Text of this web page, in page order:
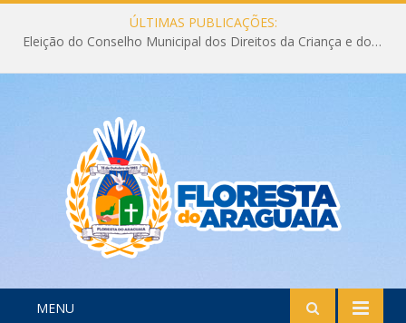
ÚLTIMAS PUBLICAÇÕES:
Eleição do Conselho Municipal dos Direitos da Criança e do Adolescente CMDCA 2026
MENU